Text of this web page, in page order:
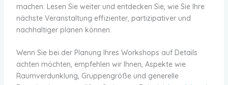
machen. Lesen Sie weiter und entdecken Sie, wie Sie Ihre
nächste Veranstaltung effizienter, partizipativer und
nachhaltiger planen können.
Wenn Sie bei der Planung Ihres Workshops auf Details
achten möchten, empfehlen wir Ihnen, Aspekte wie
Raumverdunklung, Gruppengröße und generelle